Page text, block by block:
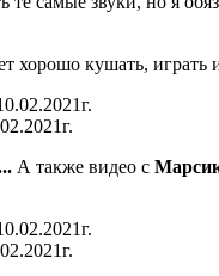
хорошо кушать, играть
А также видео с